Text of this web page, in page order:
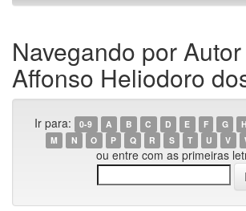
Navegando por
Affonso Heliodoro
Ir para: 0-9 A B C D E F G H
M
N O P Q R S T U V
ou entre com as primeiras